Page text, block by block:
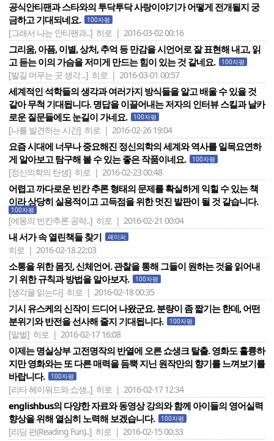
공식안티팬과 스타와의 투닥투닥 사랑이야기가 어떻게 전개될지 궁
금하고 기대되네요.
100자평
[그래서 나는 안티팬과..] 히로 | 2016-03-02 00:16
그리움, 아픔, 이별, 상처, 추억 등 만감을 시언어로 잘 표현해 내고, 읽
고 듣는 이의 가슴을 저미게 만드는 힘이 있는 것 같네요.
100자평
[발길 머무는 곳 생각 ..] 히로 | 2016-03-01 00:57
세계적인 석학들의 생각과 여러가지 방식들을 알고 배울 수 있을 것
같아 무척 기대됩니다. 명답을 이끌어내는 저자의 인터뷰 스킬과 날카
로운 질문들에도 눈길이 가네요.
100자평
[나를 발견하는 시간] 히로 | 2016-02-26 19:04
요즘 시대에 너무나 중요해진 정신의학의 세계와 역사를 일목요연하
게 알아보고 탐구해 볼 수 있는 좋은 작품이네요.
100자평
[정신의학의 탄생] 히로 | 2016-02-23 00:48
어렵고 까다로운 빈칸 추론 형태의 문제를 확실하게 익힐 수 있는 책
이라 상당히 실용적이고 고득점을 위한 멋진 발판이 될 것 같습니다.
100자평
[에몽의 빈칸추론 공략..] 히로 | 2016-02-21 00:04
내 서가 속 열린책들 찾기 페이퍼
히로 | 2016-02-18 22:03
소통을 위한 몸짓, 신체언어. 관찰을 통해 그들이 원하는 것을 읽어내
기 위한 규칙과 방법을 알아보자.
100자평
[생각을 읽는다] 히로 | 2016-02-18 00:35
기시 유스케의 신작이 드디어 나왔군요. 분량이 좀 짧기는 한데, 어떤
분위기와 반전을 선사해 줄지 기대됩니다.
100자평
[말벌] 히로 | 2016-02-17 16:08
이제는 명실상부 고전명작의 반열에 오른 쇼생크 탈출. 영화도 훌륭하
지만 영화와는 또 다른 매력을 듬뿍 지닌 원작만의 향기를 느껴보기를
바랍니다.
100자평
[리타 헤이워드와 쇼생..] 히로 | 2016-02-17 12:34
englishbus의 다양한 자료와 동영상 강의와 함께 아이들의 영어실력
향상을 위해 열심히 노력해 보겠습니다.
100자평
[리딩 펀(Reading Fun)..] 히로 | 2016-02-15 00:33